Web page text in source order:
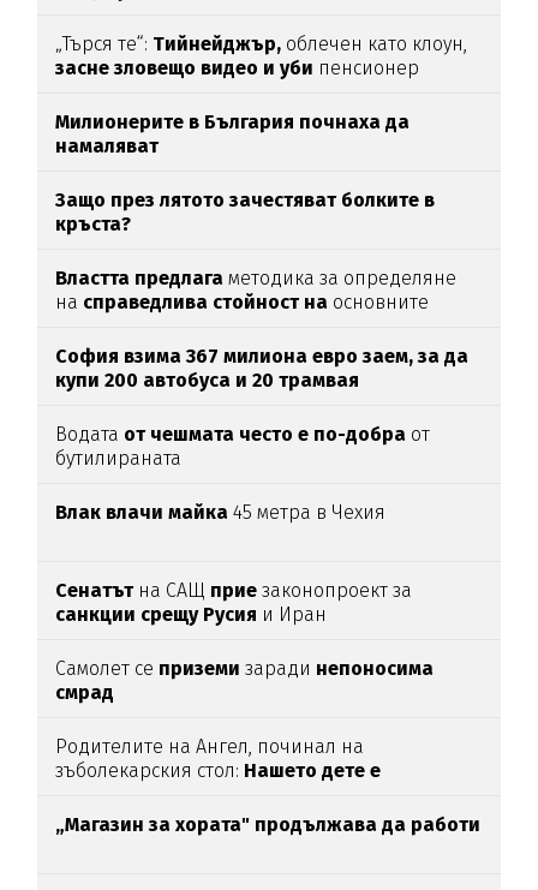
„Търся те“: Тийнейджър, облечен като клоун,
засне зловещо видео и уби пенсионер
Милионерите в България почнаха да
намаляват
Защо през лятото зачестяват болките в
кръста?
Властта предлага методика за определяне
на справедлива стойност на основните
София взима 367 милиона евро заем, за да
купи 200 автобуса и 20 трамвая
Водата от чешмата често е по-добра от
бутилираната
Влак влачи майка 45 метра в Чехия
Сенатътна САЩ прие законопроект за
санкции срещу Русия и Иран
Самолет се приземи заради непоносима
смрад
Родителите на Ангел, починал на
зъболекарския стол: Нашето дете е
антидотътнаупойката
„Магазин за хората" продължава да работи